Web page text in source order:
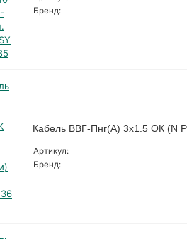
Бренд:
Кабель ВВГ-Пнг(А) 3х1.5 ОК (N
Артикул:
Бренд: